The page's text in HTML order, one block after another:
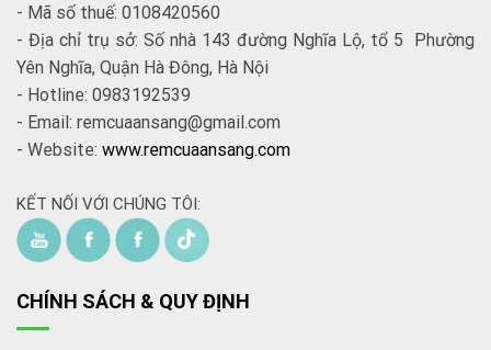
- Mã số thuế: 0108420560
- Địa chỉ trụ sở: Số nhà 143 đường Nghĩa Lộ, tổ 5 Phường
Yên Nghĩa, Quận Hà Đông, Hà Nội
- Hotline: 0983192539
- Email: remcuaansang@gmail.com
- Website: www.remcuaansang.com
KẾT NỐI VỚI CHÚNG TÔI:
CHÍNH SÁCH & QUY ĐỊNH